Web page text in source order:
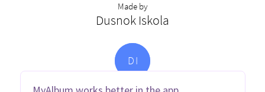
Made by
Dusnok Iskola
DI